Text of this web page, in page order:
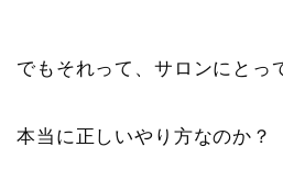
でもそれって、サロンにとっ
本当に正しいやり方なのか？